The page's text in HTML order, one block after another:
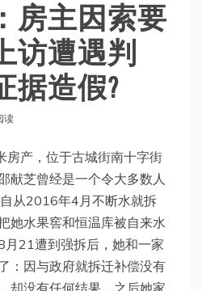
房主因索要
访遭遇判
据造假?
读
产，位于古城街南十字街
献芝曾经是一个令大多数人
从2016年4月不断水就拆
她水果窖和恒温库被自来水
21遭到强拆后，她和一家
：因与政府就拆迁补偿没有